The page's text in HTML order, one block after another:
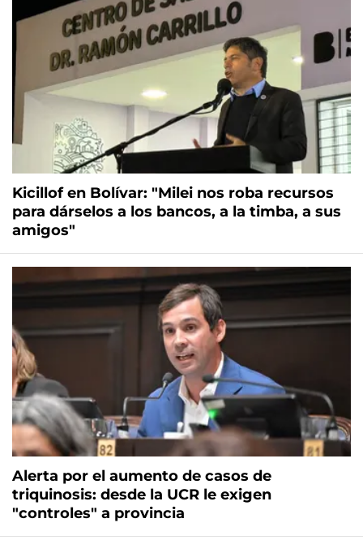
Kicillof en Bolívar: "Milei nos roba recursos
para dárselos a los bancos, a la timba, a sus
amigos"
Alerta por el aumento de casos de
triquinosis: desde la UCR le exigen
"controles" a provincia